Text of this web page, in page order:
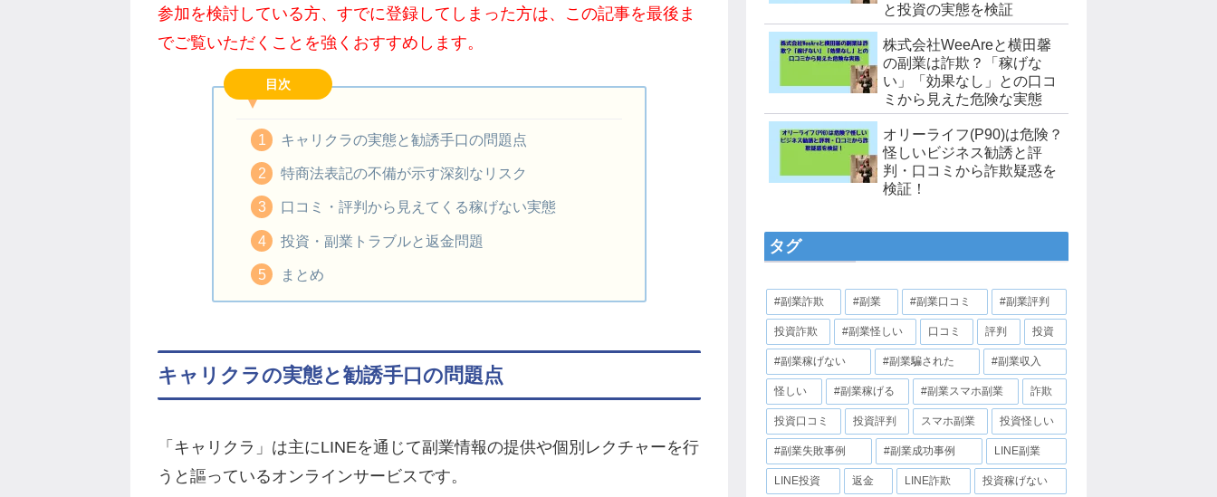
参加を検討している方、すでに登録してしまった方は、この記事を最後ま
でご覧いただくことを強くおすすめします。
目次
キャリクラの実態と勧誘手口の問題点
特商法表記の不備が示す深刻なリスク
口コミ・評判から見えてくる稼げない実態
投資・副業トラブルと返金問題
まとめ
キャリクラの実態と勧誘手口の問題点
「キャリクラ」は主にLINEを通じて副業情報の提供や個別レクチャーを行
うと謳っているオンラインサービスです。
と投資の実態を検証
株式会社WeeAreと横田馨
の副業は詐欺？「稼げな
い」「効果なし」との口コ
ミから見えた危険な実態
オリーライフ(P90)は危険？
怪しいビジネス勧誘と評
判・口コミから詐欺疑惑を
検証！
タグ
#副業詐欺 #副業 #副業口コミ #副業評判
投資詐欺 #副業怪しい 口コミ 評判 投資
#副業稼げない #副業騙された #副業収入
怪しい #副業稼げる #副業スマホ副業 詐欺
投資口コミ 投資評判 スマホ副業 投資怪しい
#副業失敗事例 #副業成功事例 LINE副業
LINE投資 返金 LINE詐欺 投資稼げない